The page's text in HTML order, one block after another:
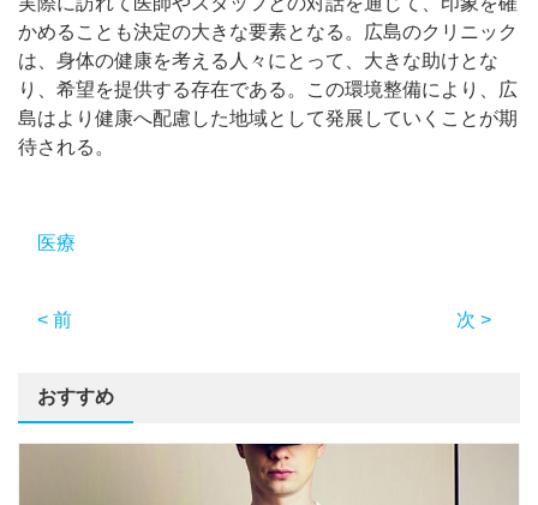
かめることも決定の大きな要素となる。広島のクリニック
は、身体の健康を考える人々にとって、大きな助けとな
り、希望を提供する存在である。この環境整備により、広
島はより健康へ配慮した地域として発展していくことが期
待される。
医療
< 前 次 >
おすすめ